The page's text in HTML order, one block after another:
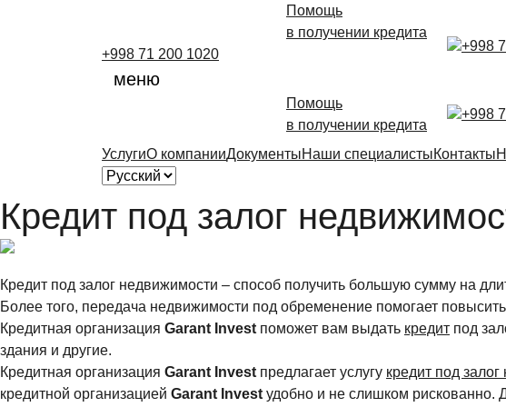
Помощь
в получении кредита
+998 71 200 1020
меню
+998
Помощь
в получении кредита
+998
УслугиО компанииДокументыНаши специалистыКонтакты
Кредит под залог
Кредит под залог недвижимости – способ получить большую сумму на
Более того, передача недвижимости под обременение помогает
Кредитная организация Garant Invest поможет вам выдать кредит под
здания и другие.
Кредитная организация Garant Invest предлагает услугу кредит под
кредитной организацией Garant Invest удобно и не слишком рискованно.